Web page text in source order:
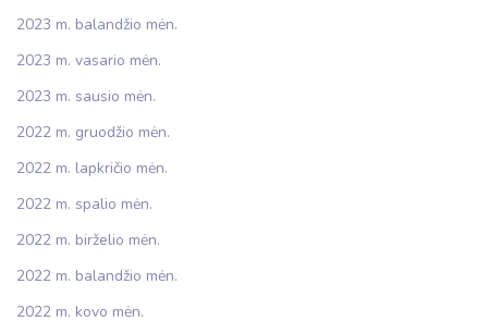
2023 m. balandžio mėn.
2023 m. vasario mėn.
2023 m. sausio mėn.
2022 m. gruodžio mėn.
2022 m. lapkričio mėn.
2022 m. spalio mėn.
2022 m. birželio mėn.
2022 m. balandžio mėn.
2022 m. kovo mėn.